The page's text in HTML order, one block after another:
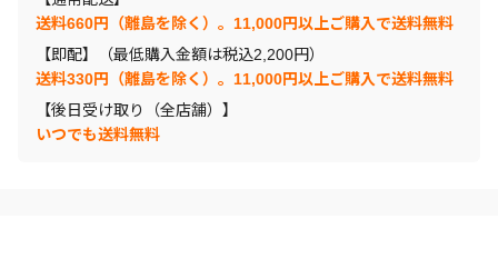
送料660円（離島を除く）。11,000円以上ご購入で送料無料
【即配】（最低購入金額は税込2,200円）
送料330円（離島を除く）。11,000円以上ご購入で送料無料
【後日受け取り（全店舗）】
いつでも送料無料